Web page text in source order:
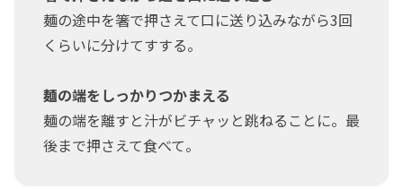
麺の途中を箸で押さえて口に送り込みながら3回
くらいに分けてすする。
麺の端をしっかりつかまえる
麺の端を離すと汁がビチャッと跳ねることに。最
後まで押さえて食べて。